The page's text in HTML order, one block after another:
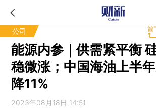
公司
能源内参｜供需紧平衡
稳微涨；中国海油上半
降11%
2023年08月18日 14:51